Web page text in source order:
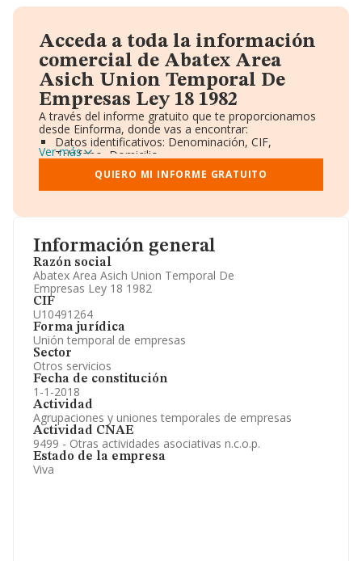
Información general
Razón social
Abatex Area Asich Union Temporal De
Empresas Ley 18 1982
CIF
U10491264
Forma jurídica
Unión temporal de empresas
Sector
Otros servicios
Fecha de constitución
1-1-2018
Actividad
Agrupaciones y uniones temporales de empresas
Actividad CNAE
9499 - Otras actividades asociativas n.c.o.p.
Estado de la empresa
Viva
Acceda a toda la información
comercial de Abatex Area
Asich Union Temporal De
Empresas Ley 18 1982
A través del informe gratuito que te proporcionamos
desde Einforma, donde vas a encontrar:
Datos identificativos: Denominación, CIF,
Teléfono, Domicilio.
Informe Mercantil Completo (BORME).
Gráficos de Evolución Ventas y Empleados.
Consejo de Administración y Administradores.
Accionistas.
Artículos de prensa publicados sobre la empresa.
Información oficial y registral complementaria.
Ver más
QUIERO MI INFORME GRATUITO